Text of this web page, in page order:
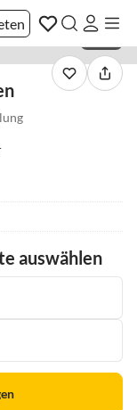
auswählen